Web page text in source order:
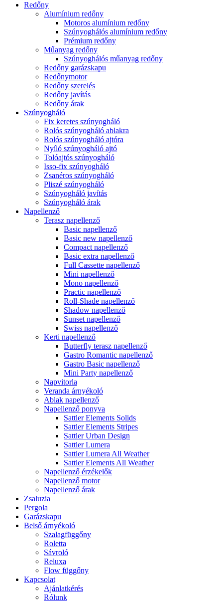
Redőny
Alumínium redőny
Motoros alumínium redőny
Szúnyoghálós alumínium redőny
Prémium redőny
Műanyag redőny
Szúnyoghálós műanyag redőny
Redőny garázskapu
Redőnymotor
Redőny szerelés
Redőny javítás
Redőny árak
Szúnyogháló
Fix keretes szúnyogháló
Rolós szúnyogháló ablakra
Rolós szúnyogháló ajtóra
Nyíló szúnyogháló ajtó
Tolóajtós szúnyogháló
Isso-fix szúnyogháló
Zsanéros szúnyogháló
Pliszé szúnyogháló
Szúnyogháló javítás
Szúnyogháló árak
Napellenző
Terasz napellenző
Basic napellenző
Basic new napellenző
Compact napellenző
Basic extra napellenző
Full Cassette napellenző
Mini napellenző
Mono napellenző
Practic napellenző
Roll-Shade napellenző
Shadow napellenző
Sunset napellenző
Swiss napellenző
Kerti napellenző
Butterfly terasz napellenző
Gastro Romantic napellenző
Gastro Basic napellenző
Mini Party napellenző
Napvitorla
Veranda árnyékoló
Ablak napellenző
Napellenző ponyva
Sattler Elements Solids
Sattler Elements Stripes
Sattler Urban Design
Sattler Lumera
Sattler Lumera All Weather
Sattler Elements All Weather
Napellenző érzékelők
Napellenző motor
Napellenző árak
Zsaluzia
Pergola
Garázskapu
Belső árnyékoló
Szalagfüggőny
Roletta
Sávroló
Reluxa
Flow függőny
Kapcsolat
Ajánlatkérés
Rólunk